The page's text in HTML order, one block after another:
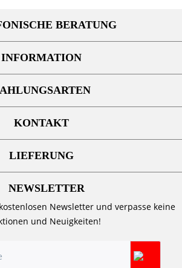
BERATUNG
INFORMATION
KONTAKT
LIEFERUNG
NEWSLETTER
Newsletter und verpasse keine
und Neuigkeiten!